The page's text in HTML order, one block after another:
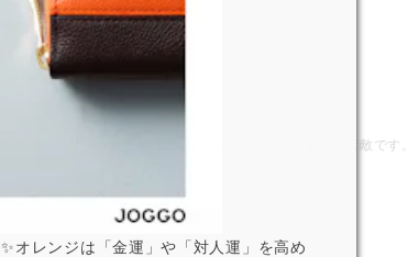
ぎてデイリーにするのはもったいない感じがします。素敵です。
オレンジは「金運」や「対人運」を高め